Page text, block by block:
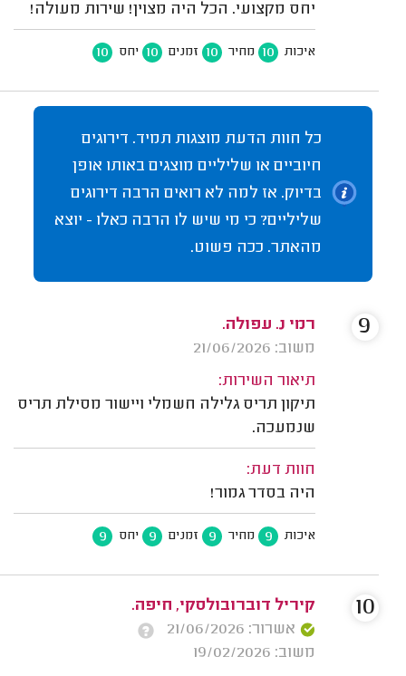
יחס מקצועי. הכל היה מצוין! שירות מעולה!
איכות 10 מחיר 10 זמנים 10 יחס 10
כל חוות הדעת מוצגות תמיד. דירוגים
חיוביים או שליליים מוצגים באותו אופן
בדיוק. אז למה לא רואים הרבה דירוגים
שליליים? כי מי שיש לו הרבה כאלו - יוצא
מהאתר. ככה פשוט.
רמי נ. עפולה.
משוב: 21/06/2026
תיאור השירות:
תיקון תריס גלילה חשמלי ויישור מסילת תריס
שנמעכה.
חוות דעת:
היה בסדר גמור!
איכות 9 מחיר 9 זמנים 9 יחס 9
9
קיריל דוברובולסקי, חיפה.
אשרור: 21/06/2026
משוב: 19/02/2026
10